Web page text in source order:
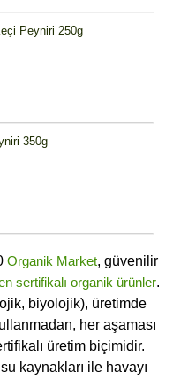
Peyniri 250g
350g
Organik Market, güvenilir
sertifikalı organik ürünler.
biyolojik), üretimde
her aşaması
üretim biçimidir.
kaynakları ile havayı